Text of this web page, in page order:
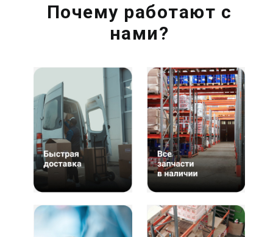
Почему работают с
нами?